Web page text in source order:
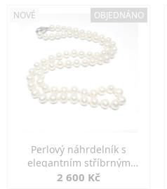
NOVÉ OBJEDNÁNO
Perlový náhrdelník s
elegantním stříbrným
zapínáním
2 600 Kč